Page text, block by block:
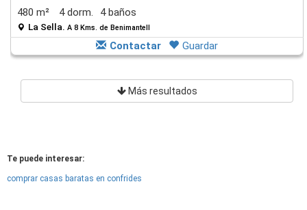
480 m²
4 dorm. 4 baños
La Sella. A 8 Kms. de Benimantell
Contactar Guardar
Más resultados
Te puede interesar:
comprar casas baratas en confrides